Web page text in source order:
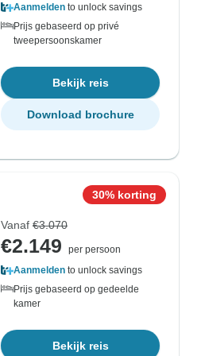
Aanmelden to unlock savings
Prijs gebaseerd op privé
tweepersoonskamer
Bekijk reis
Download brochure
30% korting
Vanaf €3.070
€2.149
per persoon
Aanmelden to unlock savings
Prijs gebaseerd op gedeelde
kamer
Bekijk reis